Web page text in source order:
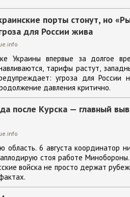
порты стонут, но
для России жива
Украины впервые за долгое
тарифы растут,
угроза для России
давления критично.
после Курска — главный
6 августа координатор
стоя работе
войска не просто держат